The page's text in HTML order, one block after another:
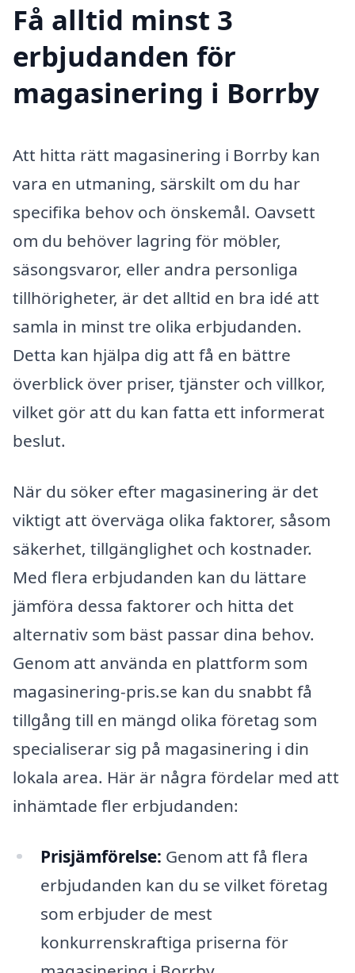
Få alltid minst 3
erbjudanden för
magasinering i Borrby
Att hitta rätt magasinering i Borrby kan
vara en utmaning, särskilt om du har
specifika behov och önskemål. Oavsett
om du behöver lagring för möbler,
säsongsvaror, eller andra personliga
tillhörigheter, är det alltid en bra idé att
samla in minst tre olika erbjudanden.
Detta kan hjälpa dig att få en bättre
överblick över priser, tjänster och villkor,
vilket gör att du kan fatta ett informerat
beslut.
När du söker efter magasinering är det
viktigt att överväga olika faktorer, såsom
säkerhet, tillgänglighet och kostnader.
Med flera erbjudanden kan du lättare
jämföra dessa faktorer och hitta det
alternativ som bäst passar dina behov.
Genom att använda en plattform som
magasinering-pris.se kan du snabbt få
tillgång till en mängd olika företag som
specialiserar sig på magasinering i din
lokala area. Här är några fördelar med att
inhämtade fler erbjudanden:
Prisjämförelse: Genom att få flera
erbjudanden kan du se vilket företag
som erbjuder de mest
konkurrenskraftiga priserna för